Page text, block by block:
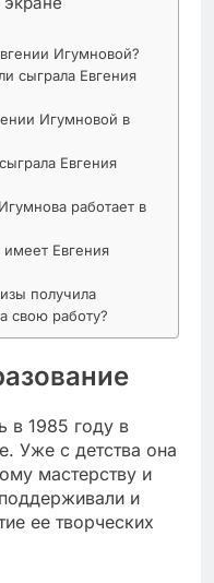
Игумновой?
сыграла Евгения
Игумновой в
Евгения
работает в
имеет Евгения
получила
свою работу?
в 1985 году в
Уже с детства она
мастерству и
и
ее творческих